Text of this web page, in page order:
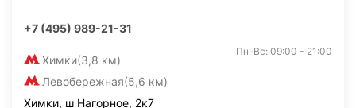
+7 (495) 989-21-31
Химки(3,8 км)
Левобережная(5,6 км)
Пн-Вс: 09:00 - 21:00
Химки, ш Нагорное, 2к7